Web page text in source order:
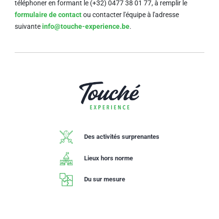
téléphoner en formant le (+32) 0477 38 01 77,à remplir le
formulaire de contactou contacter l'équipe à l'adresse
suivanteinfo@touche-experience.be.
Des activités surprenantes
Lieux hors norme
Du sur mesure